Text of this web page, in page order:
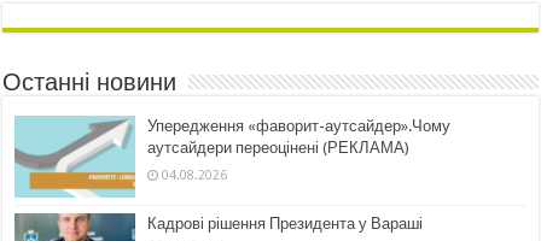
Останні новини
Упередження «фаворит-аутсайдер».Чому
аутсайдери переоцінені (РЕКЛАМА)
04.08.2026
Кадрові рішення Президента у Вараші